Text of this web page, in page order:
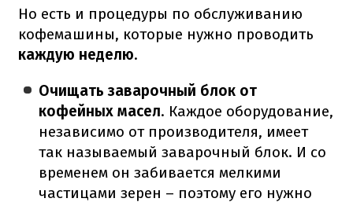
Но есть и процедуры по обслуживанию
кофемашины, которые нужно проводить
каждую неделю.
Очищать заварочный блок от
кофейных масел. Каждое оборудование,
независимо от производителя, имеет
так называемый заварочный блок. И со
временем он забивается мелкими
частицами зерен – поэтому его нужно